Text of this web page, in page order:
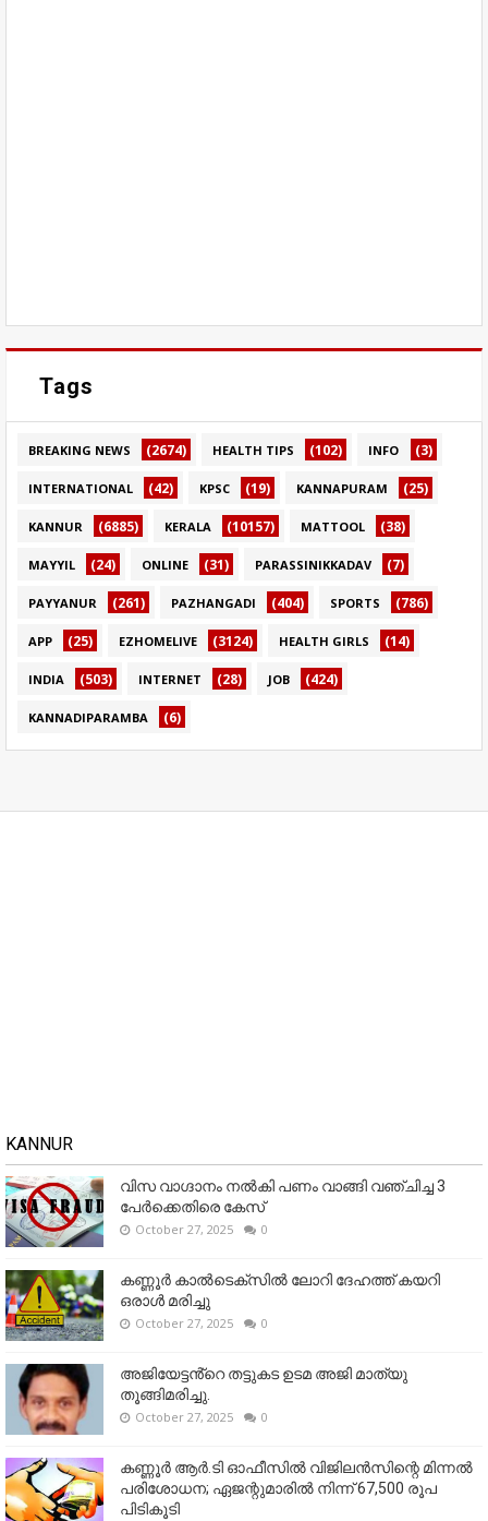
Tags
BREAKING NEWS (2674) HEALTH TIPS (102) INFO (3)
INTERNATIONAL (42) KPSC (19) KANNAPURAM (25)
KANNUR (6885) KERALA (10157) MATTOOL (38)
MAYYIL (24) ONLINE (31) PARASSINIKKADAV (7)
PAYYANUR (261) PAZHANGADI (404) SPORTS (786)
APP (25) EZHOMELIVE (3124) HEALTH GIRLS (14)
INDIA (503) INTERNET (28) JOB (424)
KANNADIPARAMBA (6)
KANNUR
വിസ വാഗ്ദാനം നൽകി പണം വാങ്ങി വഞ്ചിച്ച 3
പേർക്കെതിരെ കേസ്
October 27, 2025 0
കണ്ണൂര്‍ കാല്‍ടെക്‌സില്‍ ലോറി ദേഹത്ത് കയറി
ഒരാള്‍ മരിച്ചു
October 27, 2025 0
അജിയേട്ടൻ്റെ തട്ടുകട ഉടമ അജി മാത്യു
തൂങ്ങിമരിച്ചു.
October 27, 2025 0
കണ്ണൂര്‍ ആര്‍.ടി ഓഫീസില്‍ വിജിലൻസിന്റെ മിന്നല്‍
പരിശോധന; ഏജന്റുമാരില്‍ നിന്ന് 67,500 രൂപ
പിടികൂടി